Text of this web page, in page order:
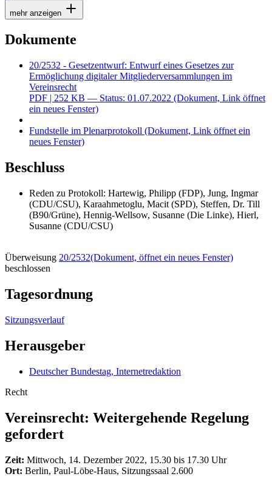
mehr anzeigen
Dokumente
20/2532 - Gesetzentwurf: Entwurf eines Gesetzes zur
Ermöglichung digitaler Mitgliederversammlungen im
Vereinsrecht
PDF | 252 KB — Status: 01.07.2022 (Dokument, Link öffnet
ein neues Fenster)
Fundstelle im Plenarprotokoll (Dokument, Link öffnet ein
neues Fenster)
Beschluss
Reden zu Protokoll: Hartewig, Philipp (FDP), Jung, Ingmar
(CDU/CSU), Karaahmetoglu, Macit (SPD), Steffen, Dr. Till
(B90/Grüne), Hennig-Wellsow, Susanne (Die Linke), Hierl,
Susanne (CDU/CSU)
Überweisung 20/2532(Dokument, öffnet ein neues Fenster)
beschlossen
Tagesordnung
Sitzungsverlauf
Herausgeber
Deutscher Bundestag, Internetredaktion
Recht
Vereinsrecht: Weitergehende Regelung
gefordert
Zeit: Mittwoch, 14. Dezember 2022, 15.30 bis 17.30 Uhr
Ort: Berlin, Paul-Löbe-Haus, Sitzungssaal 2.600